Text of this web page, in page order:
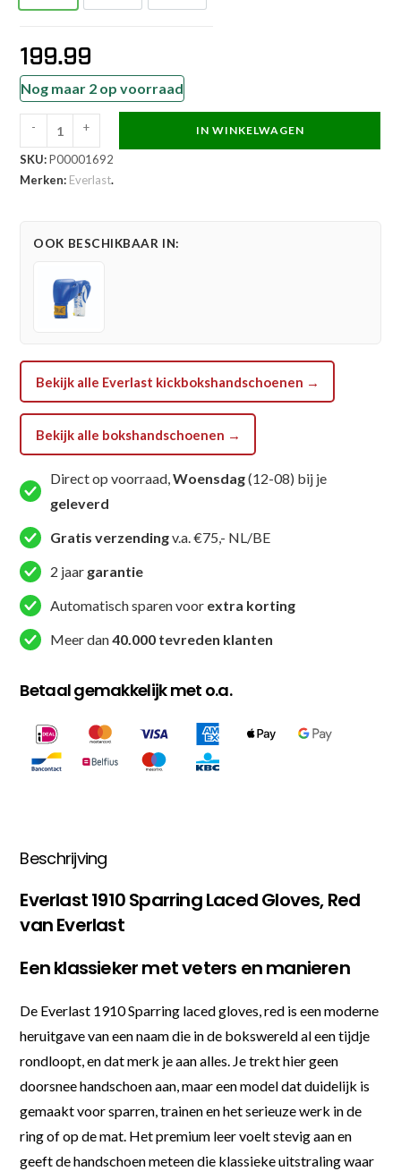
199.99
Nog maar 2 op voorraad
Everlast
Bokshandschoen
-
Laced
- + IN WINKELWAGEN
SKU:P00001692
Merken: Everlast.
OOK BESCHIKBAAR IN:
Bekijk alle Everlast kickbokshandschoenen →
Bekijk alle bokshandschoenen →
Direct op voorraad,Woensdag(12-08) bij je
geleverd
Gratis verzendingv.a. €75,- NL/BE
2 jaar garantie
Automatisch sparen voor extra korting
Meer dan40.000 tevreden klanten
Betaal gemakkelijk met o.a.
Beschrijving
Everlast 1910 Sparring Laced Gloves, Red
van Everlast
Een klassieker met veters en manieren
De Everlast 1910 Sparring laced gloves, red is een moderne
heruitgave van een naam die in de bokswereld al een tijdje
rondloopt, en dat merk je aan alles. Je trekt hier geen
doorsnee handschoen aan, maar een model dat duidelijk is
gemaakt voor sparren, trainen en het serieuze werk in de
ring of op de mat. Het premium leer voelt stevig aan en
geeft de handschoen meteen die klassieke uitstraling waar